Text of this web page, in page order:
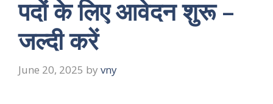
पदों के लिए आवेदन शुरू –
जल्दी करें
June 20, 2025 by vny